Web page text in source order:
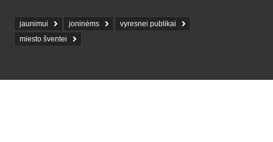
jaunimui joninėms
vyresnei publikai
miesto šventei